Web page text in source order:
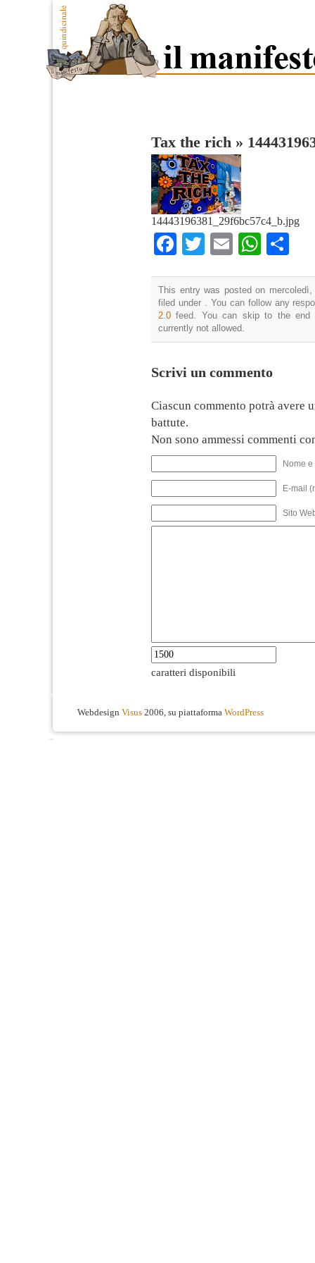
Tax the rich »
14443196381_29f6bc57c4_b.jpg
Facebook
TwitterEmail
This entry was posted on
filed under . You can follow any
2.0 feed. You can skip to the end
currently not allowed.
Scrivi un commento
Ciascun commento potrà avere
battute.
Non sono ammessi commenti
Nome
E-mail
Sito
caratteri disponibili
Webdesign Visus 2006, su piattaforma WordPress